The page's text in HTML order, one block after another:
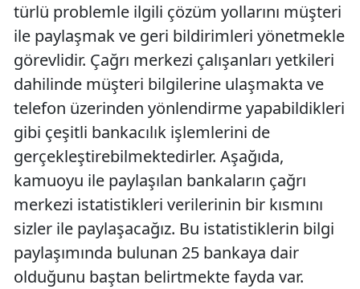
türlü problemle ilgili çözüm yollarını müşteri
ile paylaşmak ve geri bildirimleri yönetmekle
görevlidir. Çağrı merkezi çalışanları yetkileri
dahilinde müşteri bilgilerine ulaşmakta ve
telefon üzerinden yönlendirme yapabildikleri
gibi çeşitli bankacılık işlemlerini de
gerçekleştirebilmektedirler. Aşağıda,
kamuoyu ile paylaşılan bankaların çağrı
merkezi istatistikleri verilerinin bir kısmını
sizler ile paylaşacağız. Bu istatistiklerin bilgi
paylaşımında bulunan 25 bankaya dair
olduğunu baştan belirtmekte fayda var.